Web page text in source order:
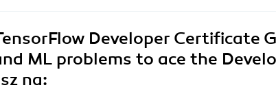
Developer Certificate
ML problems to ace the
na: